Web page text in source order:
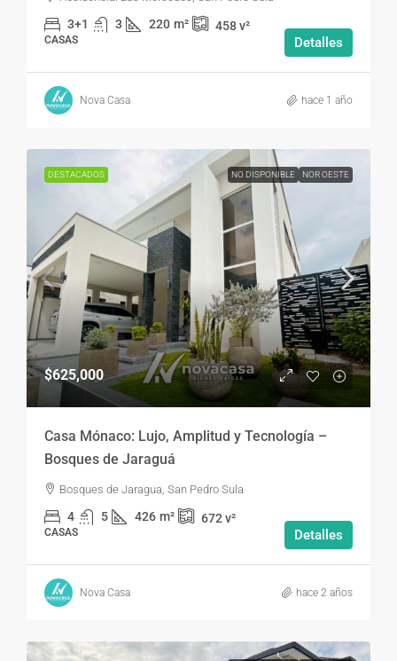
3+1 3 220 m² 458v²
CASAS Detalles
Nova Casa hace 1 año
DESTACADOS NO DISPONIBLE NOR OESTE
$625,000
Casa Mónaco: Lujo, Amplitud y Tecnología –
Bosques de Jaraguá
Bosques de Jaragua, San Pedro Sula
4 5 426 m² 672v²
CASAS Detalles
Nova Casa hace 2 años